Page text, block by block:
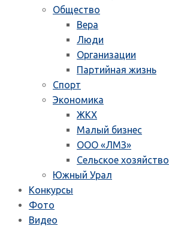
Общество
Вера
Люди
Организации
Партийная жизнь
Спорт
Экономика
ЖКХ
Малый бизнес
ООО «ЛМЗ»
Сельское хозяйство
Южный Урал
Конкурсы
Фото
Видео